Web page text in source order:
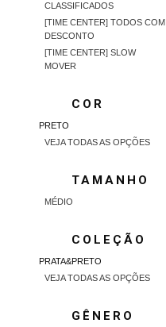
CLASSIFICADOS
[TIME CENTER] TODOS COM
DESCONTO
[TIME CENTER] SLOW
MOVER
COR
PRETO
VEJA TODAS AS OPÇÕES
TAMANHO
MÉDIO
COLEÇÃO
PRATA&PRETO
VEJA TODAS AS OPÇÕES
GÊNERO